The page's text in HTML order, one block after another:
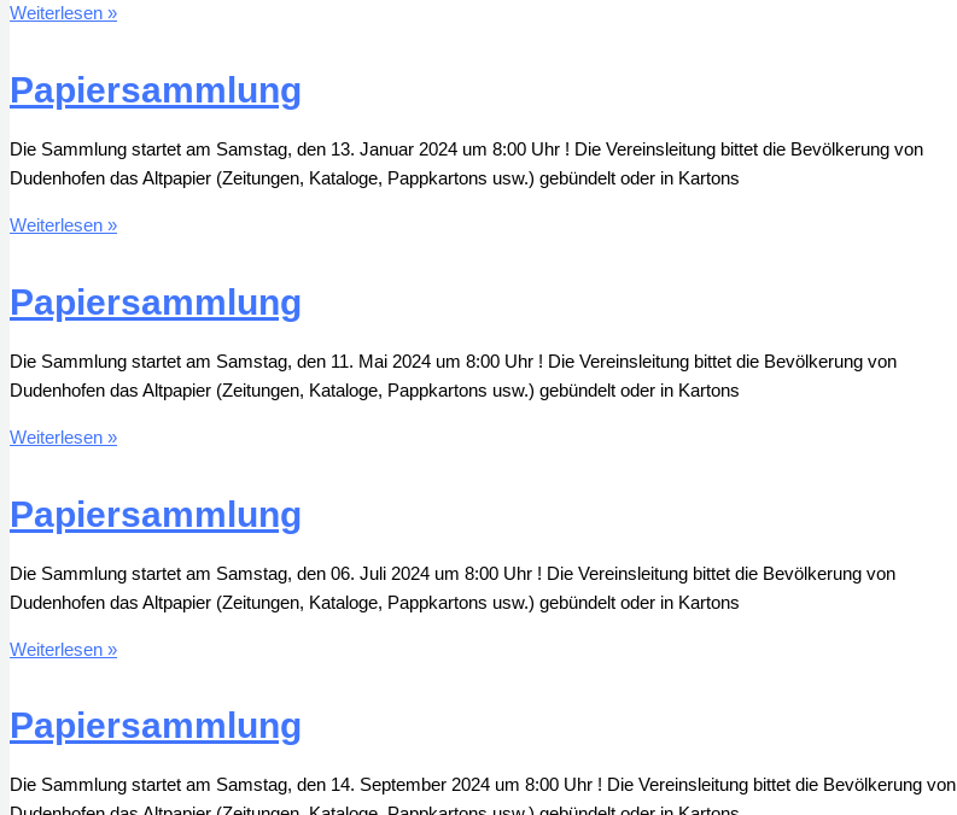
Papiersammlung
Weiterlesen »
Papiersammlung
Die Sammlung startet am Samstag, den 13. Januar 2024 um 8:00 Uhr ! Die Vereinsleitung bittet die Bevölkerung von
Dudenhofen das Altpapier (Zeitungen, Kataloge, Pappkartons usw.) gebündelt oder in Kartons
Papiersammlung
Weiterlesen »
Papiersammlung
Die Sammlung startet am Samstag, den 11. Mai 2024 um 8:00 Uhr ! Die Vereinsleitung bittet die Bevölkerung von
Dudenhofen das Altpapier (Zeitungen, Kataloge, Pappkartons usw.) gebündelt oder in Kartons
Papiersammlung
Weiterlesen »
Papiersammlung
Die Sammlung startet am Samstag, den 06. Juli 2024 um 8:00 Uhr ! Die Vereinsleitung bittet die Bevölkerung von
Dudenhofen das Altpapier (Zeitungen, Kataloge, Pappkartons usw.) gebündelt oder in Kartons
Papiersammlung
Weiterlesen »
Papiersammlung
Die Sammlung startet am Samstag, den 14. September 2024 um 8:00 Uhr ! Die Vereinsleitung bittet die Bevölkerung von